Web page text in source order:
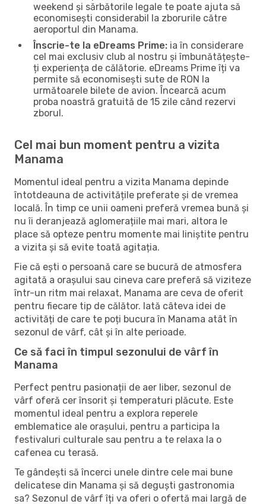
weekend și sărbătorile legale te poate ajuta să
economisești considerabil la zborurile către
aeroportul din Manama.
Înscrie-te la eDreams Prime: ia în considerare
cel mai exclusiv club al nostru și îmbunătățește-
ți experiența de călătorie. eDreams Prime îți va
permite să economisești sute de RON la
următoarele bilete de avion. Încearcă acum
proba noastră gratuită de 15 zile când rezervi
zborul.
Cel mai bun moment pentru a vizita
Manama
Momentul ideal pentru a vizita Manama depinde
întotdeauna de activitățile preferate și de vremea
locală. În timp ce unii oameni preferă vremea bună și
nu îi deranjează aglomerațiile mai mari, altora le
place să opteze pentru momente mai liniștite pentru
a vizita și să evite toată agitația.
Fie că ești o persoană care se bucură de atmosfera
agitată a orașului sau cineva care preferă să viziteze
într-un ritm mai relaxat, Manama are ceva de oferit
pentru fiecare tip de călător. Iată câteva idei de
activități de care te poți bucura în Manama atât în ​​
sezonul de vârf, cât și în alte perioade.
Ce să faci în timpul sezonului de vârf în
Manama
Perfect pentru pasionații de aer liber, sezonul de
vârf oferă cer însorit și temperaturi plăcute. Este
momentul ideal pentru a explora reperele
emblematice ale orașului, pentru a participa la
festivaluri culturale sau pentru a te relaxa la o
cafenea cu terasă.
Te gândești să încerci unele dintre cele mai bune
delicatese din Manama și să deguști gastronomia
sa? Sezonul de vârf îți va oferi o ofertă mai largă de